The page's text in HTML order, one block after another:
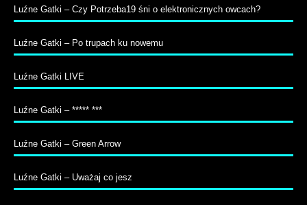
Luźne Gatki – Czy Potrzeba19 śni o elektronicznych owcach?
Luźne Gatki – Po trupach ku nowemu
Luźne Gatki LIVE
Luźne Gatki – ***** ***
Luźne Gatki – Green Arrow
Luźne Gatki – Uważaj co jesz